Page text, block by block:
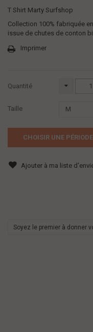
T Shirt Marty Surfshop
Collection 100% fabriquée
issue de chutes de conton
Imprimer
Quantité
Taille
CHOISIR UNE PÉRIODE
Ajouter à ma liste
Soyez le premier à donner